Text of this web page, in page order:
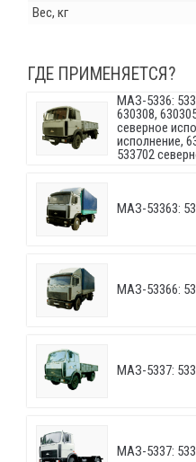
Вес, кг
ГДЕ ПРИМЕНЯЕТСЯ?
МАЗ-5336:
630308,
северное
исполнение,
533702
МАЗ-53363:
МАЗ-53366:
МАЗ-5337:
МАЗ-5337: